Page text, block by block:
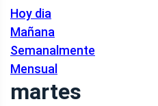
Hoy dia
Mañana
Semanalmente
Mensual
martes